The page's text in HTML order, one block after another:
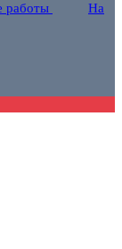
работы
На